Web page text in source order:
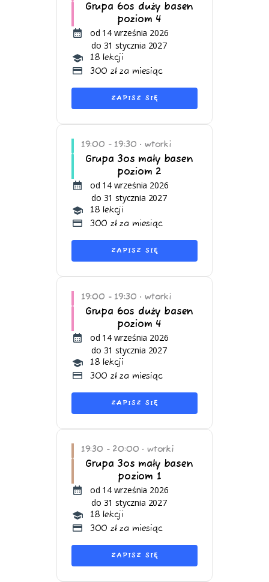
Grupa 6os duży basen
poziom 4
od 14 września 2026
do 31 stycznia 2027
18 lekcji
300 zł za miesiąc
ZAPISZ SIĘ
19:00 - 19:30 • wtorki
Grupa 3os mały basen
poziom 2
od 14 września 2026
do 31 stycznia 2027
18 lekcji
300 zł za miesiąc
ZAPISZ SIĘ
19:00 - 19:30 • wtorki
Grupa 6os duży basen
poziom 4
od 14 września 2026
do 31 stycznia 2027
18 lekcji
300 zł za miesiąc
ZAPISZ SIĘ
19:30 - 20:00 • wtorki
Grupa 3os mały basen
poziom 1
od 14 września 2026
do 31 stycznia 2027
18 lekcji
300 zł za miesiąc
ZAPISZ SIĘ